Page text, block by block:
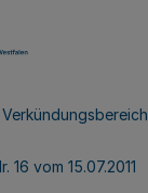
Verkündungsbereich
16 vom 15.07.2011